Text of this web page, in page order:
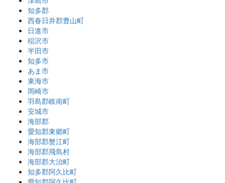
知多郡
西春日井郡豊山町
日進市
稲沢市
半田市
知多市
あま市
東海市
岡崎市
羽島郡岐南町
安城市
海部郡
愛知郡東郷町
海部郡蟹江町
海部郡飛島村
海部郡大治町
知多郡阿久比町